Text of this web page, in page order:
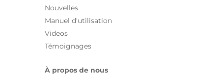
Nouvelles
Manuel d'utilisation
Videos
Témoignages
À propos de nous